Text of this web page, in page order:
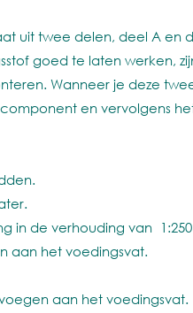
uit twee delen, deel A
goed te laten werken,
Wanneer je deze
en vervolgens
in de verhouding van
aan het voedingsvat.
aan het voedingsvat.